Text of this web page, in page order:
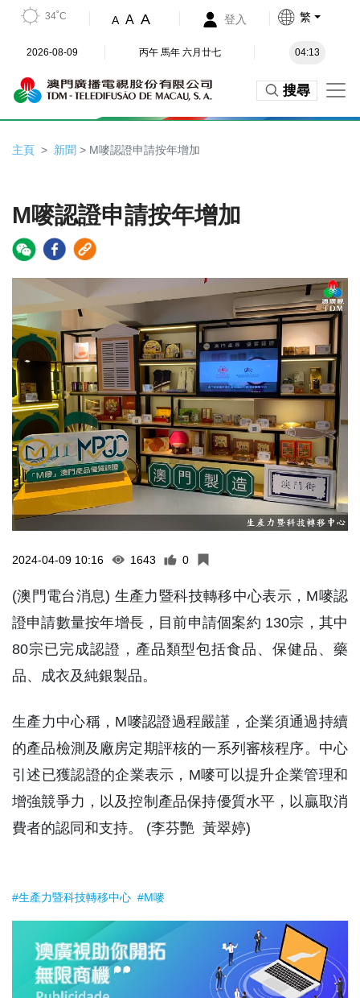
34˚C A A A 登入 繁
2026-08-09 丙午 馬年 六月廿七 04:13
搜尋
主頁 新聞 > M嘜認證申請按年增加
M嘜認證申請按年增加
2024-04-09 10:16 1643 0
(澳門電台消息) 生產力暨科技轉移中心表示，M嘜認
證申請數量按年增長，目前申請個案約 130宗，其中
80宗已完成認證，產品類型包括食品、保健品、藥
品、成衣及純銀製品。
生產力中心稱，M嘜認證過程嚴謹，企業須通過持續
的產品檢測及廠房定期評核的一系列審核程序。中心
引述已獲認證的企業表示，M嘜可以提升企業管理和
增強競爭力，以及控制產品保持優質水平，以贏取消
費者的認同和支持。 (李芬艷 黃翠婷)
#生產力暨科技轉移中心 #M嘜